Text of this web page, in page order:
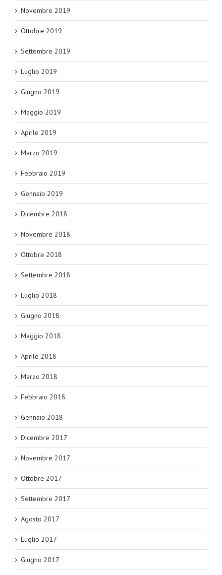
Novembre 2019
Ottobre 2019
Settembre 2019
Luglio 2019
Giugno 2019
Maggio 2019
Aprile 2019
Marzo 2019
Febbraio 2019
Gennaio 2019
Dicembre 2018
Novembre 2018
Ottobre 2018
Settembre 2018
Luglio 2018
Giugno 2018
Maggio 2018
Aprile 2018
Marzo 2018
Febbraio 2018
Gennaio 2018
Dicembre 2017
Novembre 2017
Ottobre 2017
Settembre 2017
Agosto 2017
Luglio 2017
Giugno 2017